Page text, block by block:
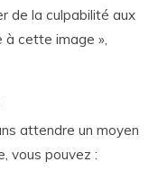
de la culpabilité aux
à cette image »,
attendre un moyen
vous pouvez :